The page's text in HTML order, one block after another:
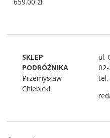
SKLEP
PODRÓŻNIKA
Przemysław
Chlebicki
ul.
tel.